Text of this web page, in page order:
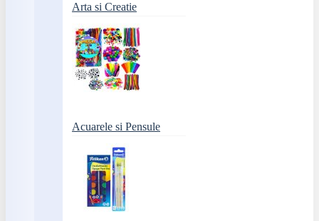
Arta si Creatie
Acuarele si Pensule